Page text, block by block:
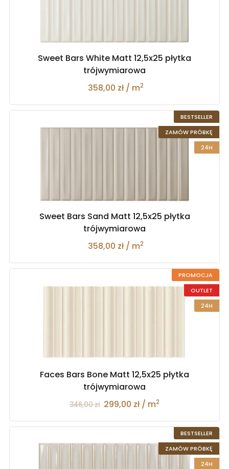
Sweet Bars White Matt 12,5x25 płytka
trójwymiarowa
358,00 zł / m2
BESTSELLER
ZAMÓW PRÓBKĘ
24H
Sweet Bars Sand Matt 12,5x25 płytka
trójwymiarowa
358,00 zł / m2
PROMOCJA
OUTLET
24H
Faces Bars Bone Matt 12,5x25 płytka
trójwymiarowa
346,00 zł 299,00 zł / m2
BESTSELLER
ZAMÓW PRÓBKĘ
24H